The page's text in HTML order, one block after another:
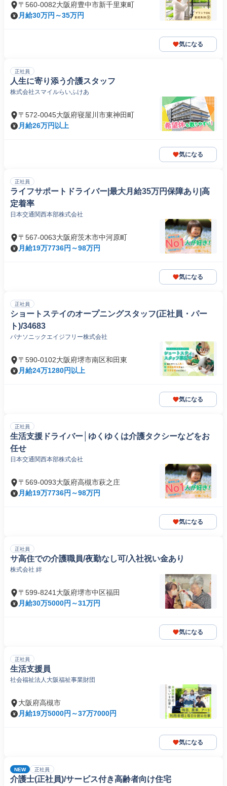
〒560-0082大阪府豊中市新千里東町
月給30万円～35万円
気になる
正社員
人生に寄り添う介護スタッフ
株式会社スマイルらいふけあ
〒572-0045大阪府寝屋川市東神田町
月給26万円以上
気になる
正社員
ライフサポートドライバー|最大月給35万円保障あり|高
定着率
日本交通関西本部株式会社
〒567-0063大阪府茨木市中河原町
月給19万7736円～98万円
気になる
正社員
ショートステイのオープニングスタッフ(正社員・パー
ト)/34683
パナソニックエイジフリー株式会社
〒590-0102大阪府堺市南区和田東
月給24万1280円以上
気になる
正社員
生活支援ドライバー│ゆくゆくは介護タクシーなどをお
任せ
日本交通関西本部株式会社
〒569-0093大阪府高槻市萩之庄
月給19万7736円～98万円
気になる
正社員
サ高住での介護職員/夜勤なし可/入社祝い金あり
株式会社 絆
〒599-8241大阪府堺市中区福田
月給30万5000円～31万円
気になる
正社員
生活支援員
社会福祉法人大阪福祉事業財団
大阪府高槻市
月給19万5000円～37万7000円
気になる
NEW 正社員
介護士(正社員)/サービス付き高齢者向け住宅